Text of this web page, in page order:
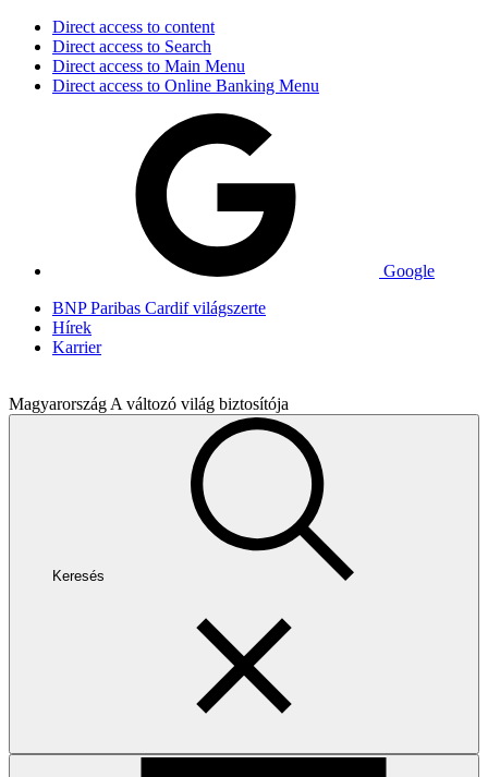
Direct access to content
Direct access to Search
Direct access to Main Menu
Direct access to Online Banking Menu
Google
BNP Paribas Cardif világszerte
Hírek
Karrier
Magyarország A változó világ biztosítója
Keresés